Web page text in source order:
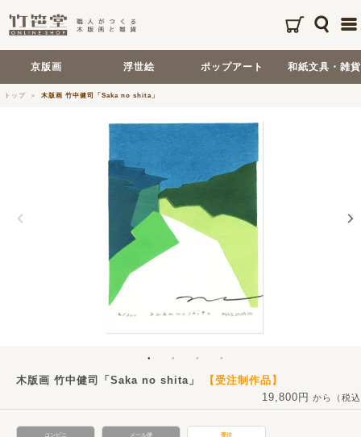
京版画 浮世絵 ポップアート 和紙文具・雑貨
トップ 木版画 竹中健司「Saka no shita」
木版画 竹中健司「Saka no shita」
【受注制作品】
19,800円 から（税
コンビニ
メール便
受注